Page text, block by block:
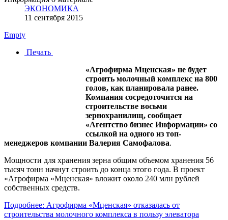
ЭКОНОМИКА
11 сентября 2015
Empty
Печать
«Агрофирма Мценская» не будет
строить молочный комплекс на 800
голов, как планировала ранее.
Компания сосредоточится на
строительстве восьми
зернохранилищ, сообщает
«Агентство бизнес Информации» со
ссылкой на одного из топ-
менеджеров компании Валерия Самофалова.
Мощности для хранения зерна общим объемом хранения 56
тысяч тонн начнут строить до конца этого года. В проект
«Агрофирма «Мценская» вложит около 240 млн рублей
собственных средств.
Подробнее: Агрофирма «Мценская» отказалась от
строительства молочного комплекса в пользу элеватора